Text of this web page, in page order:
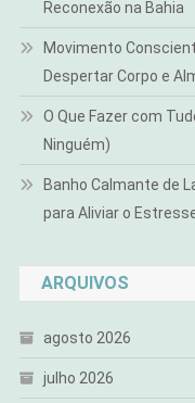
Reconexão na Bahia
Movimento
Despertar Corpo e
O Que Fazer com
Ninguém)
Banho Calmante de
para Aliviar o
ARQUIVOS
agosto 2026
julho 2026